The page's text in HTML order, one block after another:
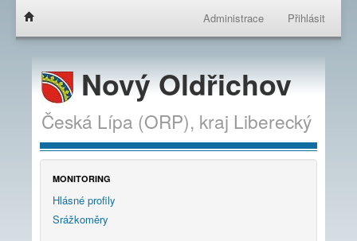
Administrace Přihlásit
Nový Oldřichov
Česká Lípa (ORP), kraj Liberecký
MONITORING
Hlásné profily
Srážkoměry